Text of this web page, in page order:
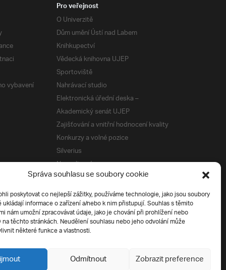
Správa souhlasu se soubory cookie
poskytovat co nejlepší zážitky, používáme technologie, jako jsou soubory
informace o zařízení a/nebo k nim přistupují. Souhlas s těmito
nám umožní zpracovávat údaje, jako je chování při prohlížení nebo
těchto stránkách. Neudělení souhlasu nebo jeho odvolání může
některé funkce a vlastnosti.
Odmítnout Zobrazit preference
vybavení
Pro veřejnost
O Univerzitě
Dům umění Ústí nad Labem
Knihkupectví
Vědecká knihovna UJEP
Sportoviště
Nahrávací studio
Elektronická úřední deska –
Akademický senát UJEP
Zajišťování a vnitřní hodnocení kvality
Konkurzy a volné pozice
Silverius
Napsali o nás
Tiskové zprávy